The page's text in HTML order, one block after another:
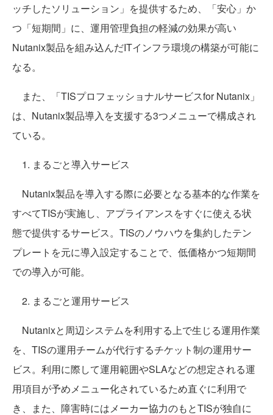
ッチしたソリューション」を提供するため、「安心」か
つ「短期間」に、運用管理負担の軽減の効果が高い
Nutanix製品を組み込んだITインフラ環境の構築が可能に
なる。
また、「TISプロフェッショナルサービスfor Nutanix」
は、Nutanix製品導入を支援する3つメニューで構成され
ている。
1. まるごと導入サービス
Nutanix製品を導入する際に必要となる基本的な作業を
すべてTISが実施し、アプライアンスをすぐに使える状
態で提供するサービス。TISのノウハウを集約したテン
プレートを元に導入設定することで、低価格かつ短期間
での導入が可能。
2. まるごと運用サービス
Nutanixと周辺システムを利用する上で生じる運用作業
を、TISの運用チームが代行するチケット制の運用サー
ビス。利用に際して運用範囲やSLAなどの想定される運
用項目が予めメニュー化されているため直ぐに利用で
き、また、障害時にはメーカー協力のもとTISが独自に